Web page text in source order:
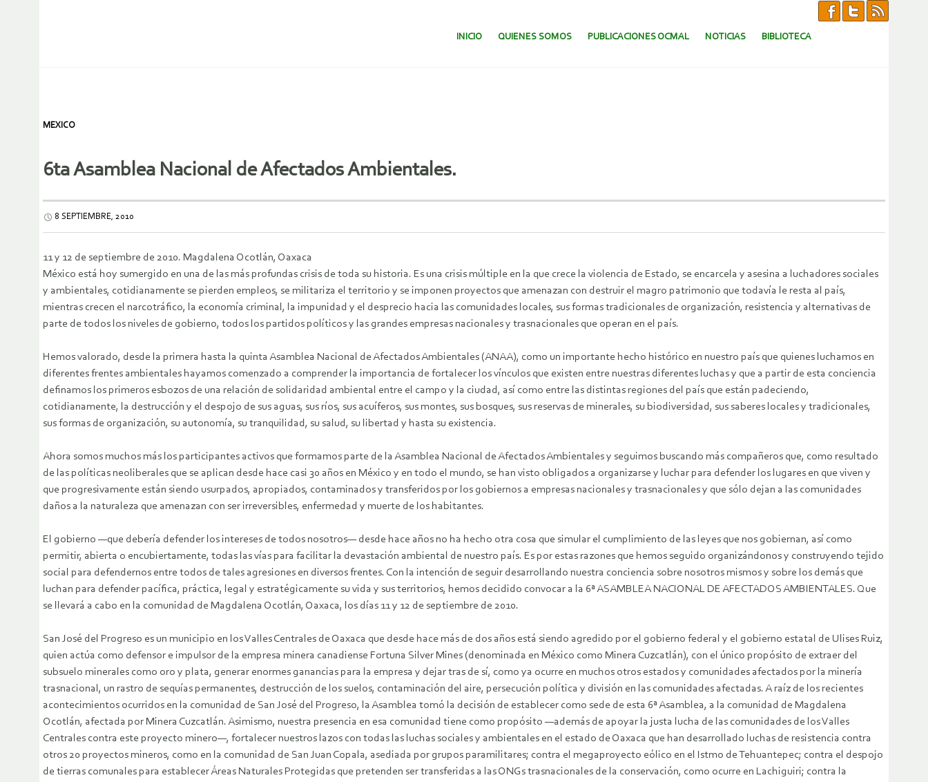
SALTAR AL CONTENIDO.
INICIO QUIENES SOMOS PUBLICACIONES OCMAL NOTICIAS BIBLIOTECA
MEXICO
6ta Asamblea Nacional de Afectados Ambientales.
8 SEPTIEMBRE, 2010
11 y 12 de septiembre de 2010. Magdalena Ocotlán, Oaxaca
México está hoy sumergido en una de las más profundas crisis de toda su historia. Es una crisis múltiple en la que crece la violencia de Estado, se encarcela y asesina a luchadores sociales
y ambientales, cotidianamente se pierden empleos, se militariza el territorio y se imponen proyectos que amenazan con destruir el magro patrimonio que todavía le resta al país,
mientras crecen el narcotráfico, la economía criminal, la impunidad y el desprecio hacia las comunidades locales, sus formas tradicionales de organización, resistencia y alternativas de
parte de todos los niveles de gobierno, todos los partidos políticos y las grandes empresas nacionales y trasnacionales que operan en el país.
Hemos valorado, desde la primera hasta la quinta Asamblea Nacional de Afectados Ambientales (ANAA), como un importante hecho histórico en nuestro país que quienes luchamos en
diferentes frentes ambientales hayamos comenzado a comprender la importancia de fortalecer los vínculos que existen entre nuestras diferentes luchas y que a partir de esta conciencia
definamos los primeros esbozos de una relación de solidaridad ambiental entre el campo y la ciudad, así como entre las distintas regiones del país que están padeciendo,
cotidianamente, la destrucción y el despojo de sus aguas, sus ríos, sus acuíferos, sus montes, sus bosques, sus reservas de minerales, su biodiversidad, sus saberes locales y tradicionales,
sus formas de organización, su autonomía, su tranquilidad, su salud, su libertad y hasta su existencia.
Ahora somos muchos más los participantes activos que formamos parte de la Asamblea Nacional de Afectados Ambientales y seguimos buscando más compañeros que, como resultado
de las políticas neoliberales que se aplican desde hace casi 30 años en México y en todo el mundo, se han visto obligados a organizarse y luchar para defender los lugares en que viven y
que progresivamente están siendo usurpados, apropiados, contaminados y transferidos por los gobiernos a empresas nacionales y trasnacionales y que sólo dejan a las comunidades
daños a la naturaleza que amenazan con ser irreversibles, enfermedad y muerte de los habitantes.
El gobierno —que debería defender los intereses de todos nosotros— desde hace años no ha hecho otra cosa que simular el cumplimiento de las leyes que nos gobiernan, así como
permitir, abierta o encubiertamente, todas las vías para facilitar la devastación ambiental de nuestro país. Es por estas razones que hemos seguido organizándonos y construyendo tejido
social para defendernos entre todos de tales agresiones en diversos frentes. Con la intención de seguir desarrollando nuestra conciencia sobre nosotros mismos y sobre los demás que
luchan para defender pacífica, práctica, legal y estratégicamente su vida y sus territorios, hemos decidido convocar a la 6ª ASAMBLEA NACIONAL DE AFECTADOS AMBIENTALES. Que
se llevará a cabo en la comunidad de Magdalena Ocotlán, Oaxaca, los días 11 y 12 de septiembre de 2010.
San José del Progreso es un municipio en los Valles Centrales de Oaxaca que desde hace más de dos años está siendo agredido por el gobierno federal y el gobierno estatal de Ulises Ruiz,
quien actúa como defensor e impulsor de la empresa minera canadiense Fortuna Silver Mines (denominada en México como Minera Cuzcatlán), con el único propósito de extraer del
subsuelo minerales como oro y plata, generar enormes ganancias para la empresa y dejar tras de sí, como ya ocurre en muchos otros estados y comunidades afectados por la minería
trasnacional, un rastro de sequías permanentes, destrucción de los suelos, contaminación del aire, persecución política y división en las comunidades afectadas. A raíz de los recientes
acontecimientos ocurridos en la comunidad de San José del Progreso, la Asamblea tomó la decisión de establecer como sede de esta 6ª Asamblea, a la comunidad de Magdalena
Ocotlán, afectada por Minera Cuzcatlán. Asimismo, nuestra presencia en esa comunidad tiene como propósito —además de apoyar la justa lucha de las comunidades de los Valles
Centrales contra este proyecto minero—, fortalecer nuestros lazos con todas las luchas sociales y ambientales en el estado de Oaxaca que han desarrollado luchas de resistencia contra
otros 20 proyectos mineros, como en la comunidad de San Juan Copala, asediada por grupos paramilitares; contra el megaproyecto eólico en el Istmo de Tehuantepec; contra el despojo
de tierras comunales para establecer Áreas Naturales Protegidas que pretenden ser transferidas a las ONGs trasnacionales de la conservación, como ocurre en Lachiguiri; contra la